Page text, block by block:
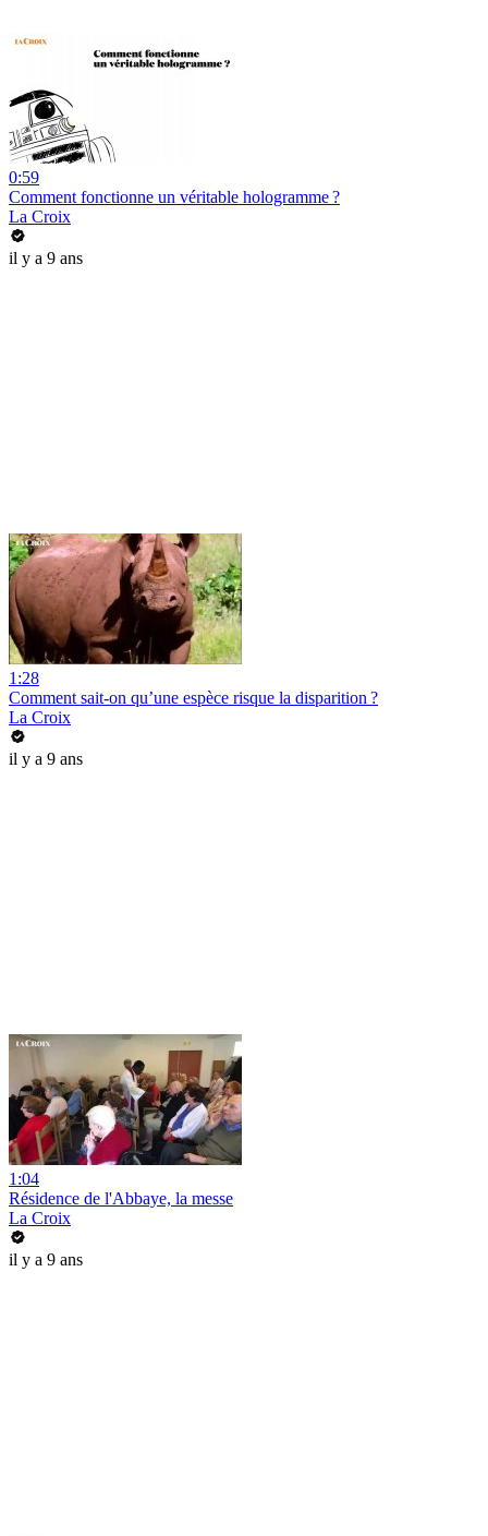
0:59
Comment fonctionne un véritable hologramme ?
La Croix
il y a 9 ans
1:28
Comment sait-on qu’une espèce risque la disparition ?
La Croix
il y a 9 ans
1:04
Résidence de l'Abbaye, la messe
La Croix
il y a 9 ans